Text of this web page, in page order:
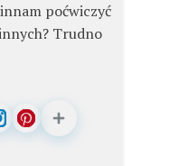
poćwiczyć
Trudno